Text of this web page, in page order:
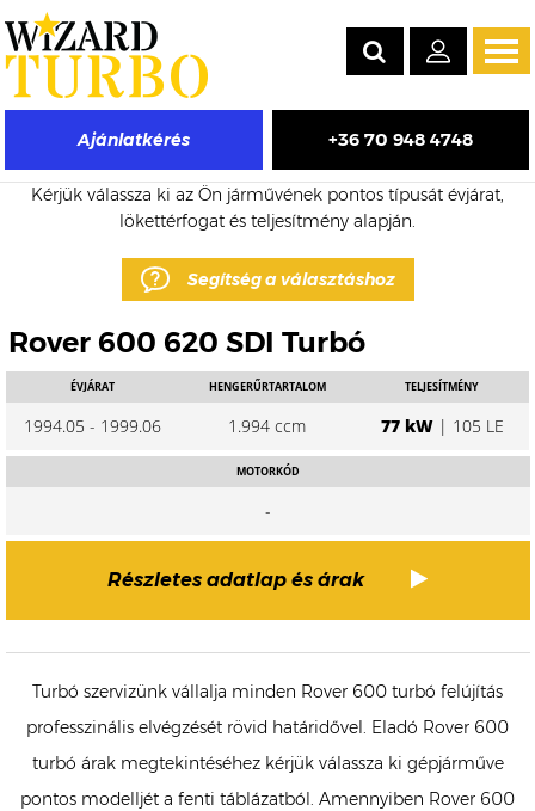
Ajánlatkérés +36 70 948 4748
Rover 600 eladó turbó árak
Kérjük válassza ki az Ön járművének pontos típusát évjárat,
lökettérfogat és teljesítmény alapján.
Segítség a választáshoz
Rover 600 620 SDI Turbó
ÉVJÁRAT
1994.05 - 1999.06
HENGERŰRTARTALOM
1.994 ccm
TELJESÍTMÉNY
77 kW| 105 LE
MOTORKÓD
-
Részletes adatlap és árak
Turbó szervizünk vállalja minden Rover 600 turbó felújítás
professzinális elvégzését rövid határidővel. Eladó Rover 600
turbó árak megtekintéséhez kérjük válassza ki gépjárműve
pontos modelljét a fenti táblázatból. Amennyiben Rover 600